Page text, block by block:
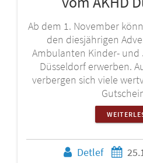
Ab dem 1. November
den diesjährigen
Ambulanten Kinder-
Düsseldorf erwerben.
verbergen sich viele
Detlef